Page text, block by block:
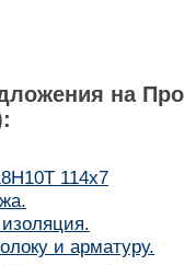
на
114х7
и арматуру.